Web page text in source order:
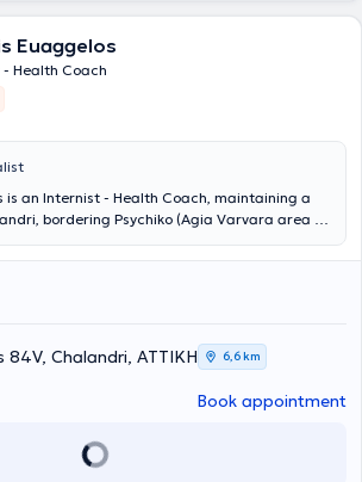
Euaggelos
Health Coach
is an Internist - Health Coach, maintaining a
bordering Psychiko (Agia Varvara area of
and extensive experience in internal
and the fundamental principles of the
Marinakis Euaggelos approaches
and guides them with modern methods
personal goals and aspirations in broader
matters. Well-being is an exciting
analyzed into physical and non-physical
relationships. Whether it concerns chronic
84V, Chalandri, ΑΤΤΙΚΗ 6,6 km
Book appointment